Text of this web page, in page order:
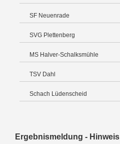
SF Neuenrade
SVG Plettenberg
MS Halver-Schalksmühle
TSV Dahl
Schach Lüdenscheid
Ergebnismeldung - Hinweis